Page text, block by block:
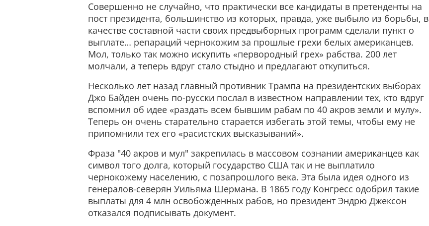
Совершенно не случайно, что практически все кандидаты в претенденты на
пост президента, большинство из которых, правда, уже выбыло из борьбы, в
качестве составной части своих предвыборных программ сделали пункт о
выплате… репараций чернокожим за прошлые грехи белых американцев.
Мол, только так можно искупить «первородный грех» рабства. 200 лет
молчали, а теперь вдруг стало стыдно и предлагают откупиться.
Несколько лет назад главный противник Трампа на президентских выборах
Джо Байден очень по-русски послал в известном направлении тех, кто вдруг
вспомнил об идее «раздать всем бывшим рабам по 40 акров земли и мулу».
Теперь он очень старательно старается избегать этой темы, чтобы ему не
припомнили тех его «расистских высказываний».
Фраза "40 акров и мул" закрепилась в массовом сознании американцев как
символ того долга, который государство США так и не выплатило
чернокожему населению, с позапрошлого века. Эта была идея одного из
генералов-северян Уильяма Шермана. В 1865 году Конгресс одобрил такие
выплаты для 4 млн освобожденных рабов, но президент Эндрю Джексон
отказался подписывать документ.